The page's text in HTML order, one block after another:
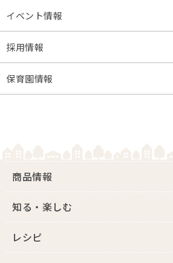
イベント情報
採用情報
保育園情報
商品情報
知る・楽しむ
レシピ